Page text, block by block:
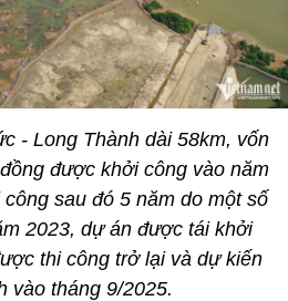
- Long Thành dài 58km, vốn
được khởi công vào năm
sau đó 5 năm do một số
2023, dự án được tái khởi
thi công trở lại và dự kiến
vào tháng 9/2025.